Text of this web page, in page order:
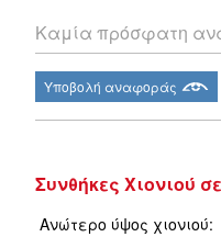
Καμία πρόσφατη
Υποβολή αναφοράς
Συνθήκες Χιονιού
Ανώτερο ύψος χιονιού: